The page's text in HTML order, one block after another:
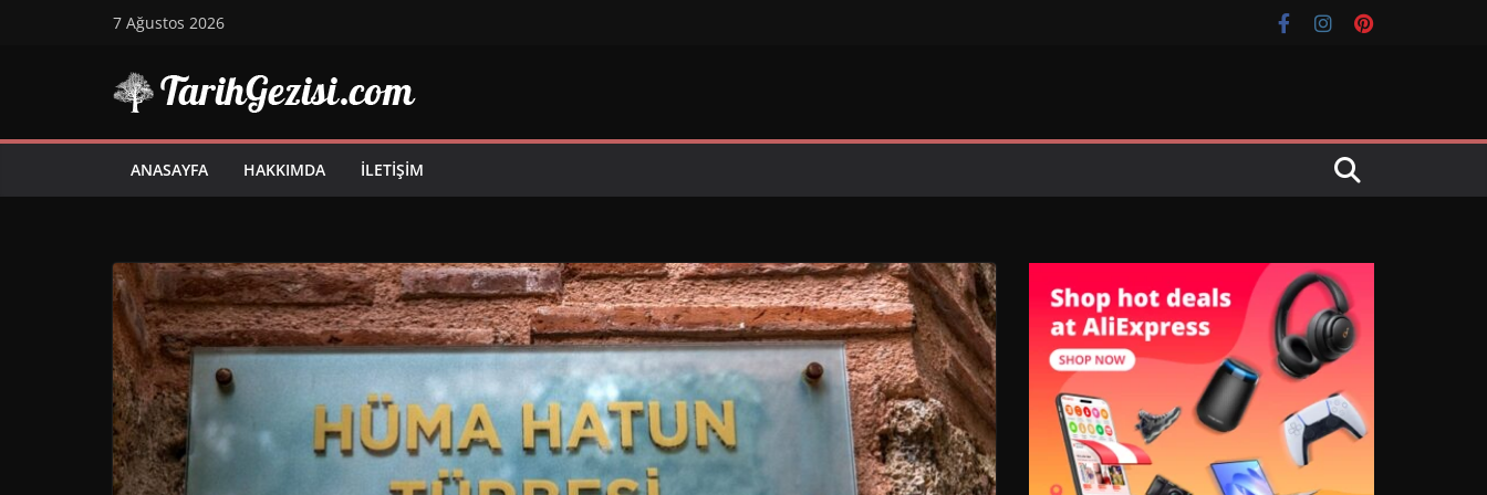
7 Ağustos 2026
ANASAYFA HAKKIMDA İLETIŞIM